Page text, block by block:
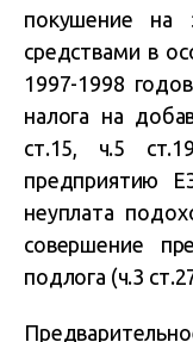
покушение на
средствами в
1997-1998
налога на
ст.15, ч.5
предприятию
неуплата
совершение
подлога (ч.3